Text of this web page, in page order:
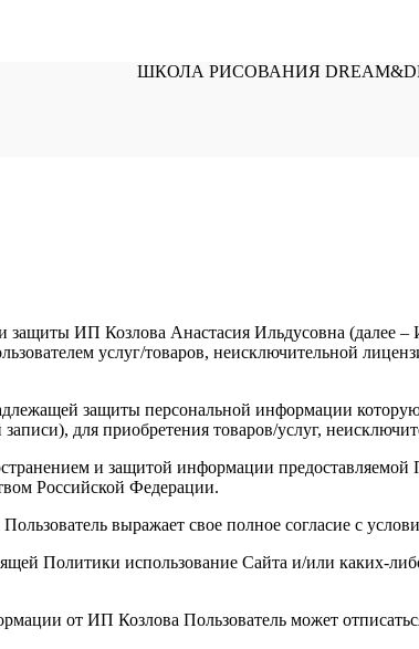
ШКОЛА РИСОВАНИЯ
защиты ИП Козлова Анастасия Ильдусовна (далее
услуг/товаров, неисключительной
защиты персональной информации которую
для приобретения товаров/услуг,
и защитой информации
Российской Федерации.
выражает свое полное согласие с
Политики использование Сайта и/или каких-
от ИП Козлова Пользователь может